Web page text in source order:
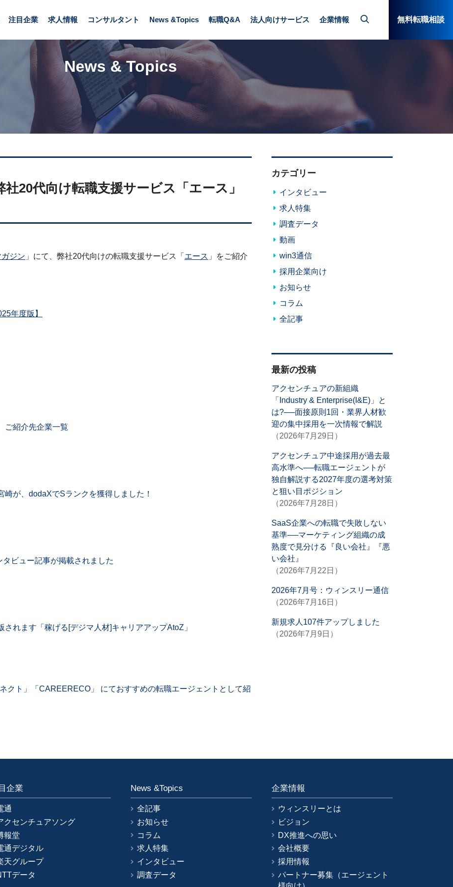
注目企業 求人情報 コンサルタント News &Topics 転職Q&A 法人向けサービス 企業情報 無料転職相談
News & Topics
20代向け転職支援サービス「エース」
ジン 」にて、弊社20代向けの転職支援サービス「 エース 」をご紹介
年度版】
紹介先企業一覧
崎が、dodaXでSランクを獲得しました！
ビュー記事が掲載されました
されます「稼げる[デジマ人材]キャリアアップAtoZ」
クト」「CAREERECO」 にておすすめの転職エージェントとして紹
カテゴリー
インタビュー
求人特集
調査データ
動画
win3通信
採用企業向け
お知らせ
コラム
全記事
最新の投稿
アクセンチュアの新組織
「Industry & Enterprise(I&E)」と
は?──面接原則1回・業界人材歓
迎の集中採用を一次情報で解説
（2026年7月29日）
アクセンチュア中途採用が過去最
高水準へ──転職エージェントが
独自解説する2027年度の選考対策
と狙い目ポジション
（2026年7月28日）
SaaS企業への転職で失敗しない
基準──マーケティング組織の成
熟度で見分ける『良い会社』『悪
い会社』
（2026年7月22日）
2026年7月号：ウィンスリー通信
（2026年7月16日）
新規求人107件アップしました
（2026年7月9日）
企業
通
クセンチュアソング
報堂
通デジタル
天グループ
データ
News &Topics
全記事
お知らせ
コラム
求人特集
インタビュー
調査データ
企業情報
ウィンスリーとは
ビジョン
DX推進への思い
会社概要
採用情報
パートナー募集（エージェント